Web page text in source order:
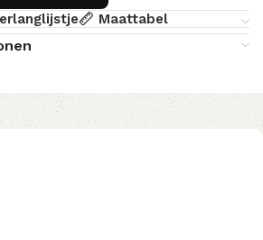
Maattabel